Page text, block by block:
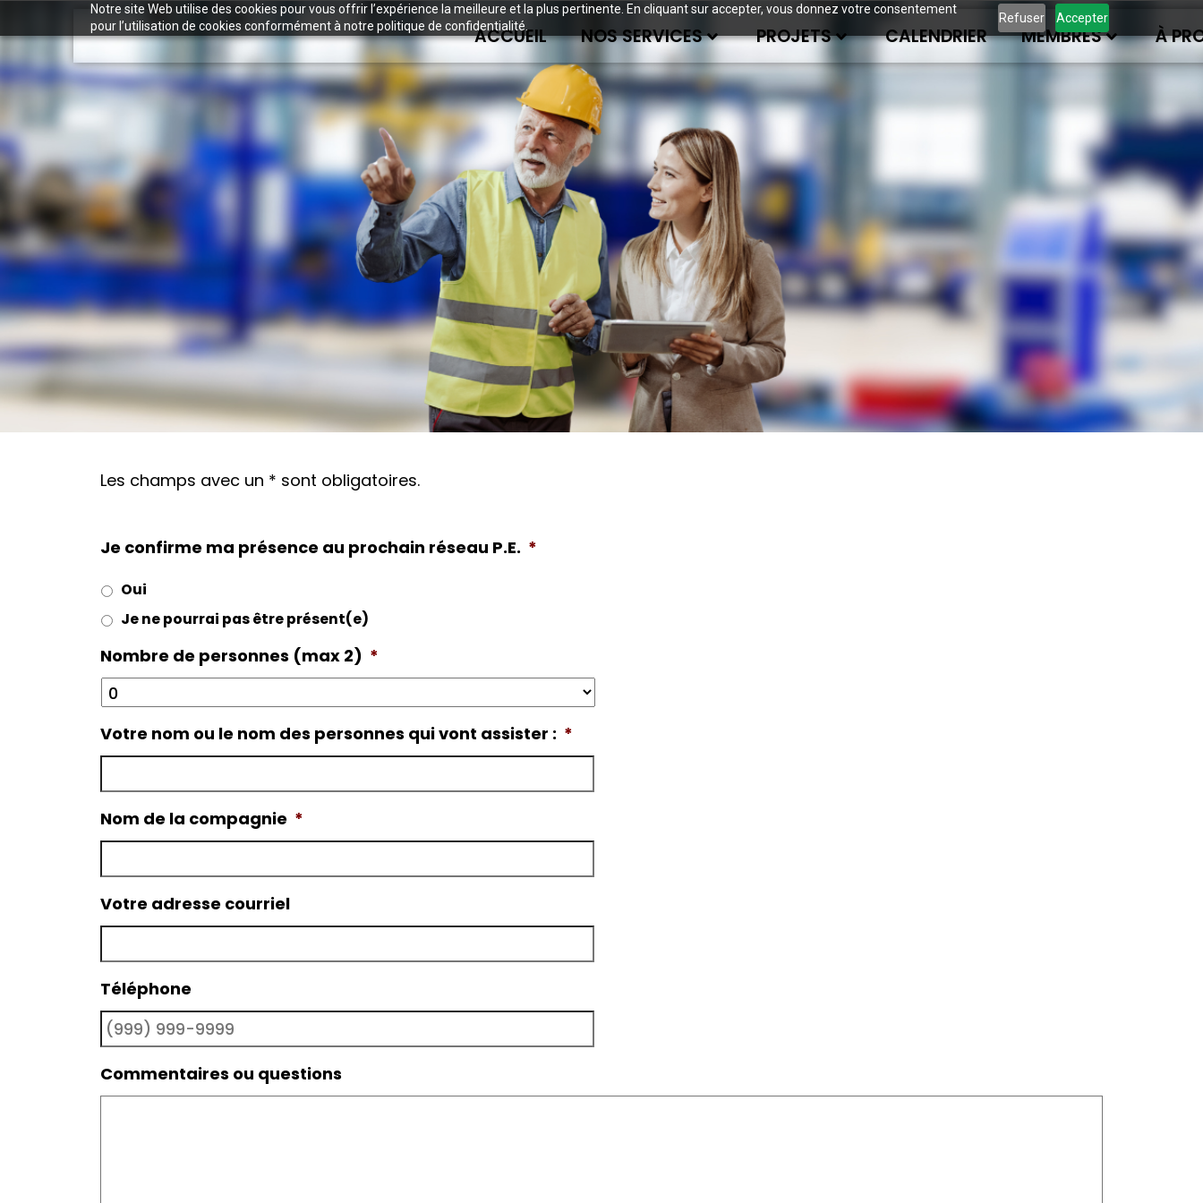
Notre site Web utilise des cookies pour vous offrir l’expérience la meilleure et la plus pertinente. En cliquant sur accepter, vous donnez votre consentement
pour l’utilisation de cookies conformément à notre politique de confidentialité.
Refuser Accepter
ACCUEIL NOS SERVICES PROJETS CALENDRIER MEMBRES À
Les champs avec un * sont obligatoires.
Je confirme ma présence au prochain réseau P.E. *
Oui
Je ne pourrai pas être présent(e)
Nombre de personnes (max 2) *
Votre nom ou le nom des personnes qui vont assister : *
Nom de la compagnie *
Votre adresse courriel
Téléphone
Commentaires ou questions